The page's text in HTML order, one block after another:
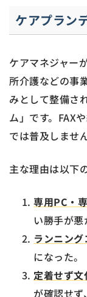
ケアプラン
ケアマネジャー
所介護などの事
みとして整備さ
ム」です。FAX
では普及しませ
主な理由は以下
専用PC・
い勝手が悪
ランニン
になった。
定着せず
が確認せず